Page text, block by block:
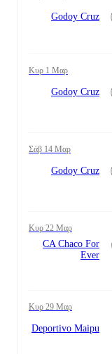
Godoy Cruz
Κυρ 1 Μαρ
Godoy Cruz
Σάβ 14 Μαρ
Godoy Cruz
Κυρ 22 Μαρ
CA Chaco For
Ever
Κυρ 29 Μαρ
Deportivo Maipu